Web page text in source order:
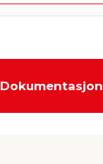
Dokumentasjon